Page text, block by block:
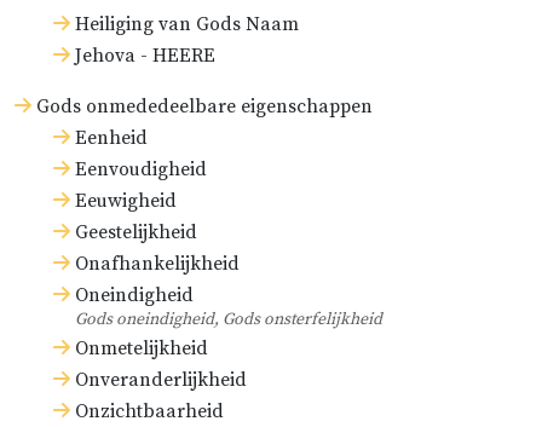
Heiliging van Gods Naam
Jehova - HEERE
Gods onmededeelbare eigenschappen
Eenheid
Eenvoudigheid
Eeuwigheid
Geestelijkheid
Onafhankelijkheid
Oneindigheid
Gods oneindigheid, Gods onsterfelijkheid
Onmetelijkheid
Onveranderlijkheid
Onzichtbaarheid